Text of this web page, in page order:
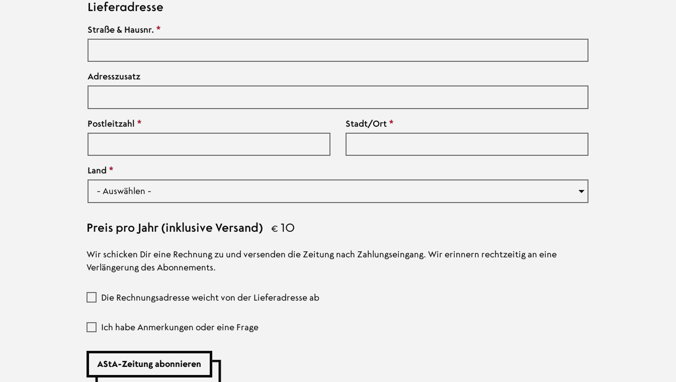
Lieferadresse
Straße & Hausnr.
Adresszusatz
Postleitzahl Stadt/Ort
Land
Preis pro Jahr (inklusive Versand) €
Wir schicken Dir eine Rechnung zu und versenden die Zeitung nach Zahlungseingang. Wir erinnern rechtzeitig an eine
Verlängerung des Abonnements.
Die Rechnungsadresse weicht von der Lieferadresse ab
Ich habe Anmerkungen oder eine Frage
AStA-Zeitung abonnieren